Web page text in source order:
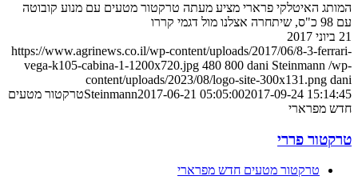
המותג האיטלקי פרארי מציע מעתה טרקטור מטעים עם מנוע קובוטה
עם 98 כ"ס, שיתחרה אצלנו מול דגמי קררו
21 ביוני 2017
https://www.agrinews.co.il/wp-content/uploads/2017/06/8-3-ferrari-
vega-k105-cabina-1-1200x720.jpg 480 800 dani Steinmann /wp-
content/uploads/2023/08/logo-site-300x131.png dani
Steinmann2017-06-21 05:05:002017-09-24 15:14:45
טרקטור מטעים
חדש מפרארי
טרקטור פררי
טרקטור מטעים חדש מפרארי